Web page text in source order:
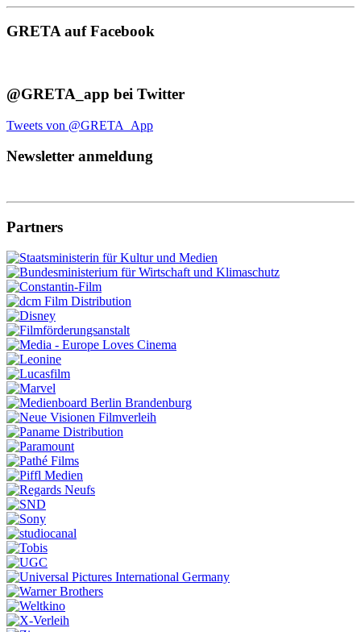
GRETA auf Facebook
@GRETA_app bei Twitter
Tweets von @GRETA_App
Newsletter anmeldung
Partners